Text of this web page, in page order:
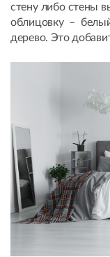
стену либо стены
облицовку –
дерево. Это